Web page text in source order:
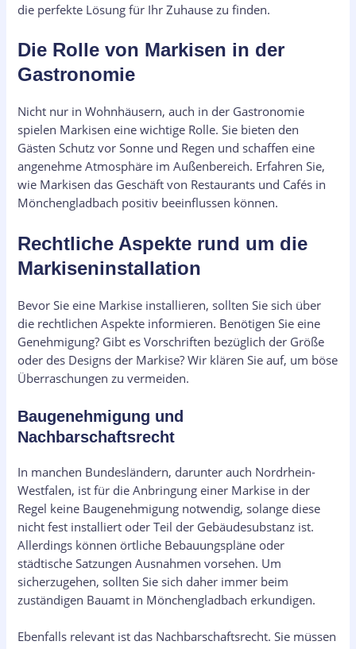
die perfekte Lösung für Ihr Zuhause zu finden.
Die Rolle von Markisen in der
Gastronomie
Nicht nur in Wohnhäusern, auch in der Gastronomie
spielen Markisen eine wichtige Rolle. Sie bieten den
Gästen Schutz vor Sonne und Regen und schaffen eine
angenehme Atmosphäre im Außenbereich. Erfahren Sie,
wie Markisen das Geschäft von Restaurants und Cafés in
Mönchengladbach positiv beeinflussen können.
Rechtliche Aspekte rund um die
Markiseninstallation
Bevor Sie eine Markise installieren, sollten Sie sich über
die rechtlichen Aspekte informieren. Benötigen Sie eine
Genehmigung? Gibt es Vorschriften bezüglich der Größe
oder des Designs der Markise? Wir klären Sie auf, um böse
Überraschungen zu vermeiden.
Baugenehmigung und
Nachbarschaftsrecht
In manchen Bundesländern, darunter auch Nordrhein-
Westfalen, ist für die Anbringung einer Markise in der
Regel keine Baugenehmigung notwendig, solange diese
nicht fest installiert oder Teil der Gebäudesubstanz ist.
Allerdings können örtliche Bebauungspläne oder
städtische Satzungen Ausnahmen vorsehen. Um
sicherzugehen, sollten Sie sich daher immer beim
zuständigen Bauamt in Mönchengladbach erkundigen.
Ebenfalls relevant ist das Nachbarschaftsrecht. Sie müssen